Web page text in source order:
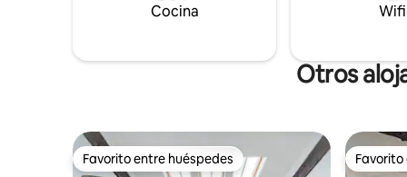
Cocina Wifi
Otros
Favorito entre huéspedes
Favorito entre huéspedes